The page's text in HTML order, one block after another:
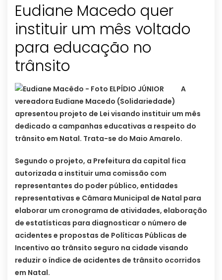
Eudiane Macedo quer
instituir um mês voltado
para educação no
A
vereadora Eudiane Macedo (Solidariedade)
apresentou projeto de Lei visando instituir um mês
dedicado a campanhas educativas a respeito do
trânsito em Natal. Trata-se do Maio Amarelo.
Segundo o projeto, a Prefeitura da capital fica
autorizada a instituir uma comissão com
representantes do poder público, entidades
representativas e Câmara Municipal de Natal para
elaborar um cronograma de atividades, elaboração
de estatísticas para diagnosticar o número de
acidentes e propostas de Políticas Públicas de
Incentivo ao trânsito seguro na cidade visando
reduzir o índice de acidentes de trânsito ocorridos
em Natal.